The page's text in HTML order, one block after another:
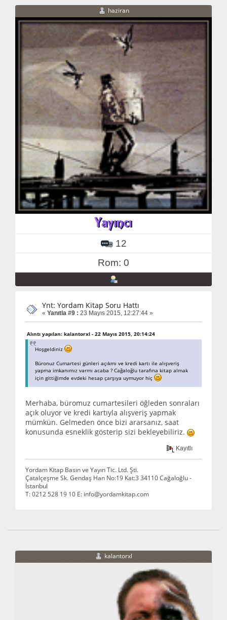
haziran
12
Rom: 0
Ynt: Yordam Kitap Soru Hattı
« Yanıtla #9 : 23 Mayıs 2015, 12:27:44 »
Alıntı yapılan: kalantorxl - 22 Mayıs 2015, 20:14:24
Hoşgeldiniz
Büronuz Cumartesi günleri açıkmı ve kredi kartı ile alışveriş
yapma imkanımız varmı acaba ? Cağaloğlu tarafına kitap almak
için gittiğimde evdeki hesap çarşıya uymuyor hiç
Merhaba, büromuz cumartesileri öğleden sonraları
açık oluyor ve kredi kartıyla alışveriş yapmak
mümkün. Gelmeden önce bizi ararsanız, saat
konusunda esneklik gösterip sizi bekleyebiliriz.
Kayıtlı
Yordam Kitap Basın ve Yayın Tic. Ltd. Şti.
Çatalçeşme Sk. Gendaş Han No:19 Kat:3 34110 Cağaloğlu -
İstanbul
T: 0212 528 19 10 E: info@yordamkitap.com
kalantorxl